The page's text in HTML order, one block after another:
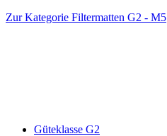
Zur Kategorie Filtermatten G2 - M5
Güteklasse G2